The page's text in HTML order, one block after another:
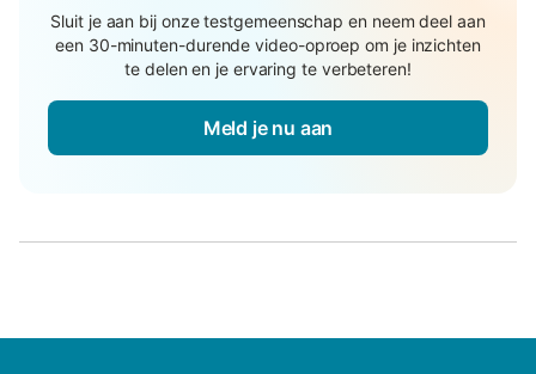
Sluit je aan bij onze testgemeenschap en neem deel aan
een 30-minuten-durende video-oproep om je inzichten
te delen en je ervaring te verbeteren!
Meld je nu aan